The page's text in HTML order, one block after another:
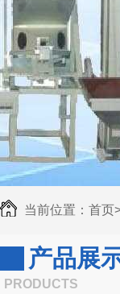
当前位置： 首页
产品展
PRODUCTS